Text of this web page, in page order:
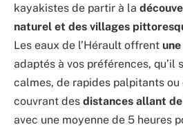
kayakistes de partir à la
naturel et des villages
Les eaux de l’Hérault offrent
adaptés à vos préférences, qu’il
calmes, de rapides palpitants ou
couvrant des distances allant
avec une moyenne de 5 heures